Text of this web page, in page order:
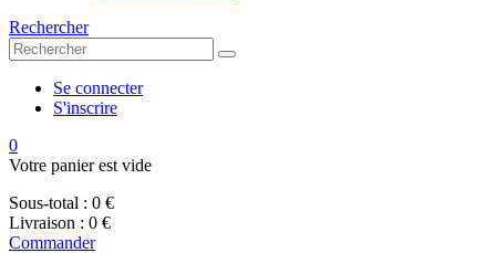
Rechercher
Se connecter
S'inscrire
0
Votre panier est vide
Sous-total : 0 €
Livraison : 0 €
Commander